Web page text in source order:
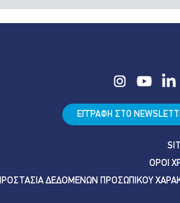
ΕΓΓΡΑΦΗ ΣΤΟ
ΟΡΟΙ
ΔΕΔΟΜΕΝΩΝ ΠΡΟΣΩΠΙΚΟΥ